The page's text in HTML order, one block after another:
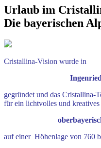
Urlaub im
Die bayerischen
Cristallina-Vision wurde in
gegründet und das Cristallina-
für ein lichtvolles und
auf einer Höhenlage von 760